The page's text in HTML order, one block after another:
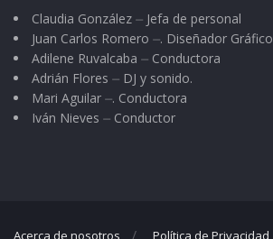
Claudia González ⏤ Jefa de personal
Juan Carlos Romero ⏤. Diseñador Gráfico
Adilene Ruvalcaba ⏤ Conductora
Adrián Flores ⏤ DJ y sonido.
Mari Aguilar ⏤. Conductora
Iván Nieves ⏤ Conductor
Acerca de nosotros Política de Privacidad